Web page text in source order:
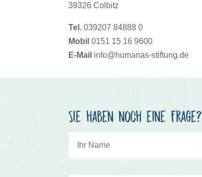
39326 Colbitz
Tel. 039207 84888 0
Mobil 0151 15 16 9600
E-Mail info@humanas-stiftung.de
Sie haben noch eine Frage?